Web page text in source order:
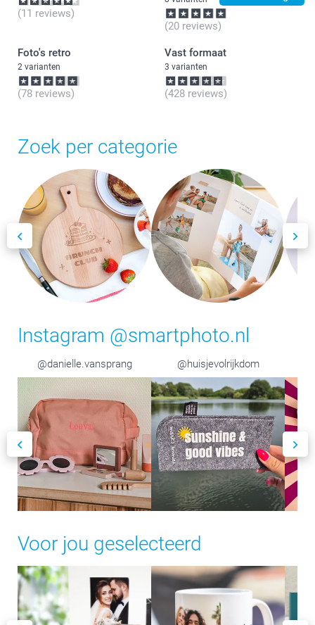
(11 reviews)
(20 reviews)
Foto's retro
2 varianten
(78 reviews)
Vast formaat
3 varianten
(428 reviews)
Zoek per categorie
Instagram @smartphoto.nl
@danielle.vansprang @huisjevolrijkdom
Voor jou geselecteerd